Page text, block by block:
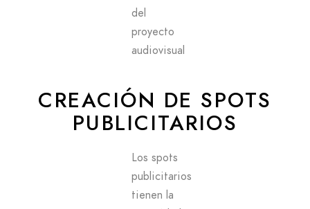
del
proyecto
audiovisual
CREACIÓN DE SPOTS
PUBLICITARIOS
Los spots
publicitarios
tienen la